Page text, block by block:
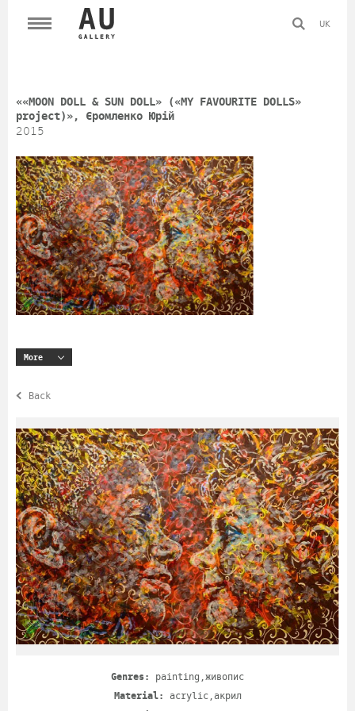
UK
««MOON DOLL & SUN DOLL» («MY FAVOURITE DOLLS»
project)», Єромленко Юрій
2015
More
Back
Genres: painting,живопис
Material: acrylic,акрил